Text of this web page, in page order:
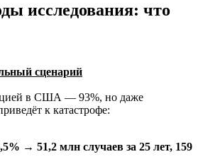
исследования: что
сценарий
в США — 93%, но даже
к катастрофе:
→ 51,2 млн случаев за 25 лет, 159